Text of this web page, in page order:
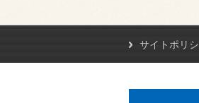
サイトポリ